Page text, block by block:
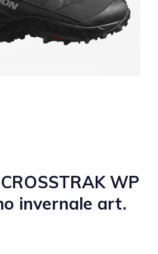
WP
invernale art.